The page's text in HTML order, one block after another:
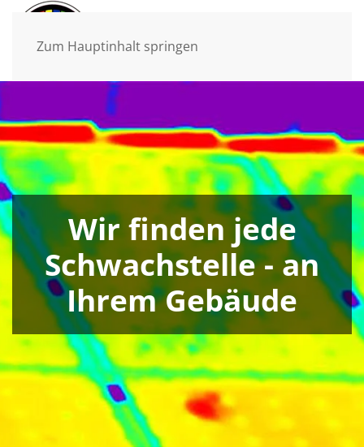
Zum Hauptinhalt springen
Wir finden jede
Schwachstelle - an
Ihrem Gebäude